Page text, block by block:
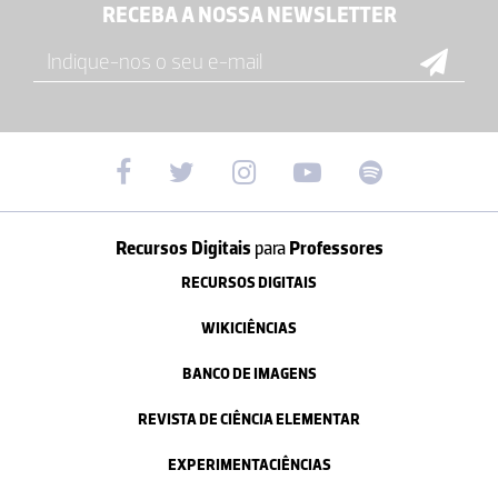
RECEBA A NOSSA NEWSLETTER
Recursos Digitais paraProfessores
RECURSOS DIGITAIS
WIKICIÊNCIAS
BANCO DE IMAGENS
REVISTA DE CIÊNCIA ELEMENTAR
EXPERIMENTACIÊNCIAS